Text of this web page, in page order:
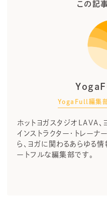
この記
YogaFull編集
ホットヨガスタジオLAVA
インストラクター・トレー
ら、ヨガに関わるあらゆる
ートフルな編集部です。